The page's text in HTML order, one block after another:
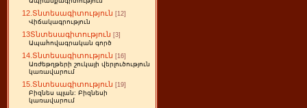
12.Տնտեսագիտություն [12]
Վիճակագրություն
13Տնտեսագիտություն [3]
Ապահովագրական գործ
14.Տնտեսագիտություն [16]
Առժեթղթերի շուկայի վերլուծություն
կառավարում
15.Տնտեսագիտություն [19]
Բիզնես պլան: Բիզնեսի
կառավարում